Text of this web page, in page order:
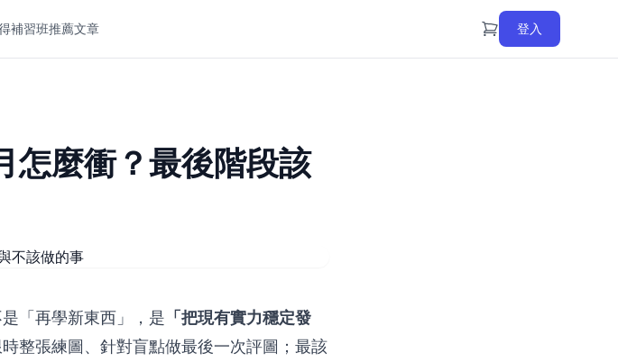
補習班推薦文章 登入
怎麼衝？最後階段該
「再學新東西」，是 「把現有實力穩定發
整張練圖、針對盲點做最後一次評圖；最該